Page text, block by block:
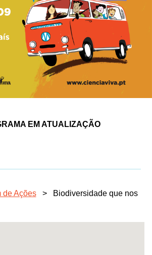
EM ATUALIZAÇÃO
de Ações >
Biodiversidade que nos